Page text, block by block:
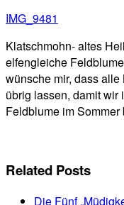
IMG_9481
Klatschmohn- altes
elfengleiche
wünsche mir, dass
übrig lassen, damit wir
Feldblume im
Related Posts
Die Fünf